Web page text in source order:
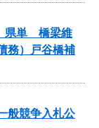
県単 橋梁維
務）戸谷橋補
般競争入札公